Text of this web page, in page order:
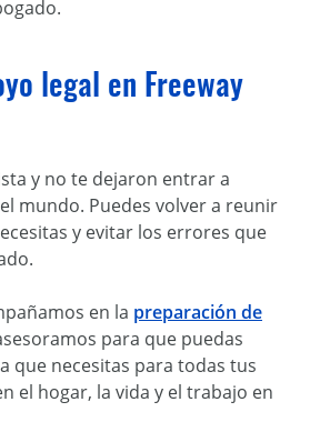
legal en Freeway
y no te dejaron entrar a
mundo. Puedes volver a reunir
y evitar los errores que
en la preparación de
para que puedas
que necesitas para todas tus
el hogar, la vida y el trabajo en